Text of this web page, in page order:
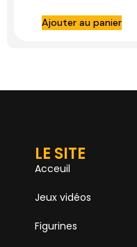
Ajouter au panier
LE SITE
Acceuil
Jeux vidéos
Figurines